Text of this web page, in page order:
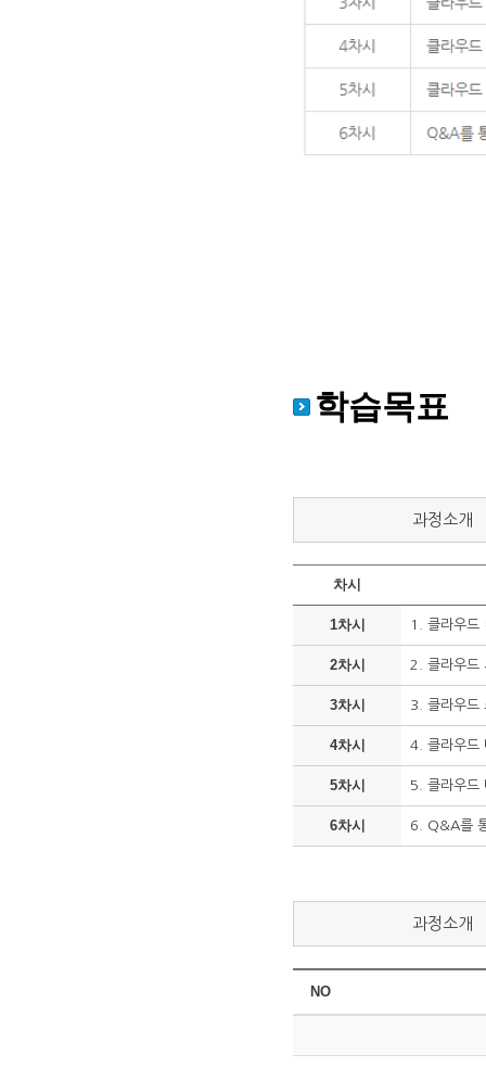
학습목표
과정소개
차시
1차시 1. 클라우드
2차시 2. 클라우드
3차시 3. 클라우드
4차시 4. 클라우드
5차시 5. 클라우드
6차시 6. Q&A를
과정소개